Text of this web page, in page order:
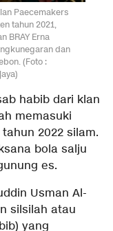
Paecemakers
tahun 2021,
BRAY Erna
dan
(Foto :
habib dari klan
memasuki
2022 silam.
bola salju
es.
Usman Al-
silsilah atau
yang